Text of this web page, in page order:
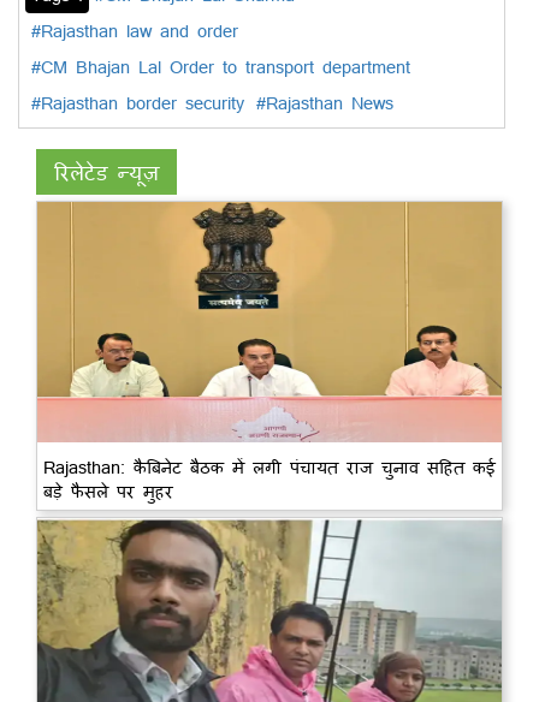
#Rajasthan law and order
#CM Bhajan Lal Order to transport department
#Rajasthan border security #Rajasthan News
रिलेटेड न्यूज़
Rajasthan: कैबिनेट बैठक में लगी पंचायत राज चुनाव सहित कई
बड़े फैसले पर मुहर